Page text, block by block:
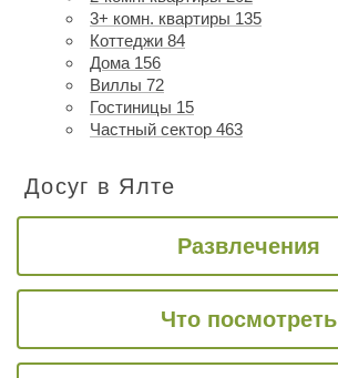
3+ комн. квартиры 135
Коттеджи 84
Дома 156
Виллы 72
Гостиницы 15
Частный сектор 463
Досуг в Ялте
Развлечения
Что посмотреть